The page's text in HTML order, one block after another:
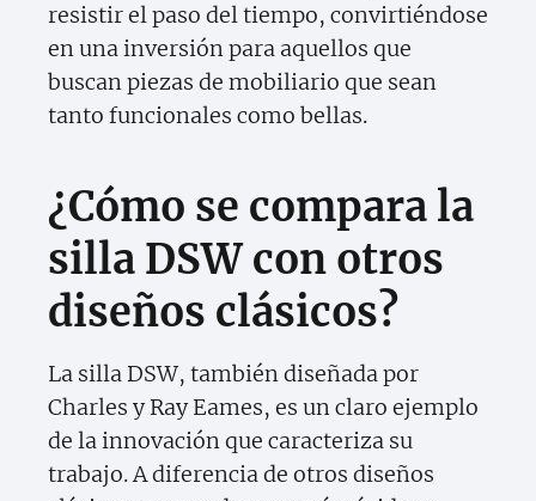
resistir el paso del tiempo, convirtiéndose
en una inversión para aquellos que
buscan piezas de mobiliario que sean
tanto funcionales como bellas.
¿Cómo se compara la
silla DSW con otros
diseños clásicos?
La silla DSW, también diseñada por
Charles y Ray Eames, es un claro ejemplo
de la innovación que caracteriza su
trabajo. A diferencia de otros diseños